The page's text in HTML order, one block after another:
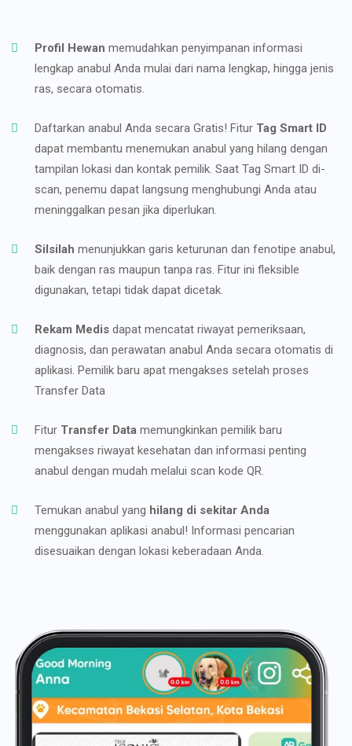
Profil Hewan memudahkan penyimpanan informasi
lengkap anabul Anda mulai dari nama lengkap, hingga jenis
ras, secara otomatis.
Daftarkan anabul Anda secara Gratis! Fitur Tag Smart ID
dapat membantu menemukan anabul yang hilang dengan
tampilan lokasi dan kontak pemilik. Saat Tag Smart ID di-
scan, penemu dapat langsung menghubungi Anda atau
meninggalkan pesan jika diperlukan.
Silsilah menunjukkan garis keturunan dan fenotipe anabul,
baik dengan ras maupun tanpa ras. Fitur ini fleksible
digunakan, tetapi tidak dapat dicetak.
Rekam Medis dapat mencatat riwayat pemeriksaan,
diagnosis, dan perawatan anabul Anda secara otomatis di
aplikasi. Pemilik baru apat mengakses setelah proses
Transfer Data
Fitur Transfer Data memungkinkan pemilik baru
mengakses riwayat kesehatan dan informasi penting
anabul dengan mudah melalui scan kode QR.
Temukan anabul yang hilang di sekitar Anda
menggunakan aplikasi anabul! Informasi pencarian
disesuaikan dengan lokasi keberadaan Anda.